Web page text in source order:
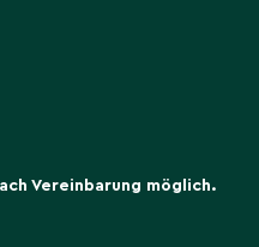
Vereinbarung möglich.